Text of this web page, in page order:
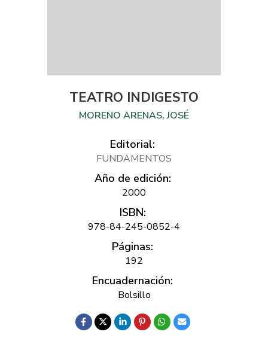
TEATRO INDIGESTO
MORENO ARENAS, JOSÉ
Editorial:
FUNDAMENTOS
Año de edición:
2000
ISBN:
978-84-245-0852-4
Páginas:
192
Encuadernación:
Bolsillo